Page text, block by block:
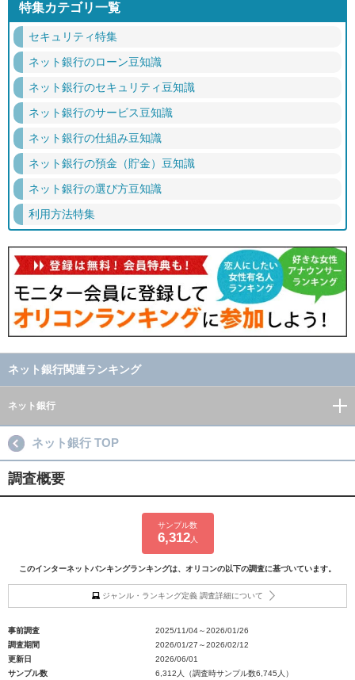
特集カテゴリ一覧
セキュリティ特集
ネット銀行のローン豆知識
ネット銀行のセキュリティ豆知識
ネット銀行のサービス豆知識
ネット銀行の仕組み豆知識
ネット銀行の預金（貯金）豆知識
ネット銀行の選び方豆知識
利用方法特集
ネット銀行関連ランキング
ネット銀行
ネット銀行 TOP
調査概要
サンプル数
6,312人
このインターネットバンキングランキングは、オリコンの以下の調査に基づいています。
ジャンル・ランキング定義 調査詳細について
事前調査
2025/11/04～2026/01/26
調査期間
2026/01/27～2026/02/12
更新日
2026/06/01
サンプル数
6,312人（調査時サンプル数6,745人）